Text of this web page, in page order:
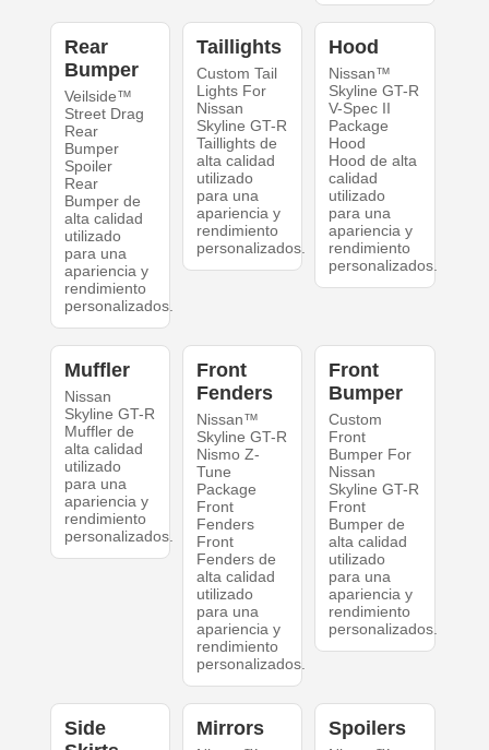
Rear
Bumper
Veilside™
Street Drag
Rear
Bumper
Spoiler
Rear
Bumper de
alta calidad
utilizado
para una
apariencia y
rendimiento
personalizados.
Taillights
Custom Tail
Lights For
Nissan
Skyline GT-R
Taillights de
alta calidad
utilizado
para una
apariencia y
rendimiento
personalizados.
Hood
Nissan™
Skyline GT-R
V-Spec II
Package
Hood
Hood de alta
calidad
utilizado
para una
apariencia y
rendimiento
personalizados.
Muffler
Nissan
Skyline GT-R
Muffler de
alta calidad
utilizado
para una
apariencia y
rendimiento
personalizados.
Front
Fenders
Nissan™
Skyline GT-R
Nismo Z-
Tune
Package
Front
Fenders
Front
Fenders de
alta calidad
utilizado
para una
apariencia y
rendimiento
personalizados.
Front
Bumper
Custom
Front
Bumper For
Nissan
Skyline GT-R
Front
Bumper de
alta calidad
utilizado
para una
apariencia y
rendimiento
personalizados.
Side
Mirrors Spoilers